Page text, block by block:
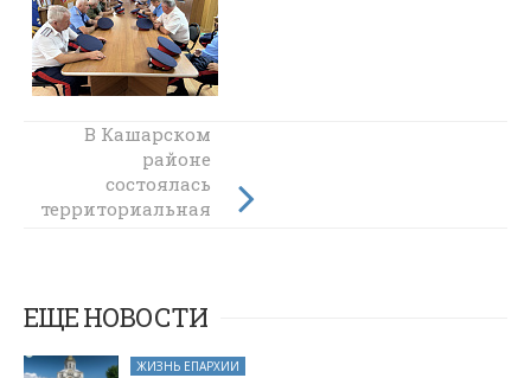
Совместный
молебен перед
Донской иконой
Божией Матери
В Кашарском
районе
состоялась
территориальная
ЕЩЕ НОВОСТИ
ЖИЗНЬ ЕПАРХИИ